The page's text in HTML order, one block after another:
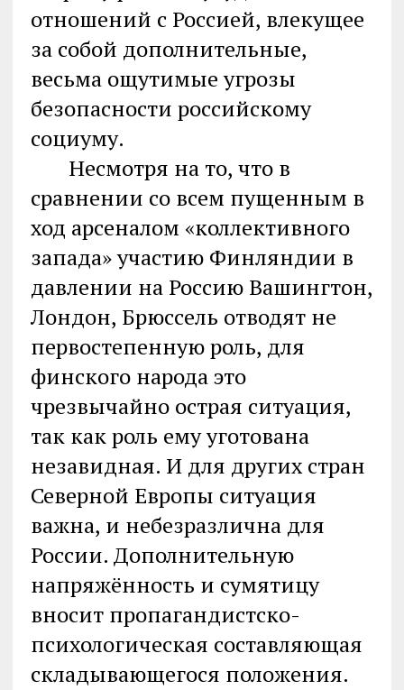
отношений с Россией, влекущее
за собой дополнительные,
весьма ощутимые угрозы
безопасности российскому
социуму.
Несмотря на то, что в
сравнении со всем пущенным в
ход арсеналом «коллективного
запада» участию Финляндии в
давлении на Россию Вашингтон,
Лондон, Брюссель отводят не
первостепенную роль, для
финского народа это
чрезвычайно острая ситуация,
так как роль ему уготована
незавидная. И для других стран
Северной Европы ситуация
важна, и небезразлична для
России. Дополнительную
напряжённость и сумятицу
вносит пропагандистско-
психологическая составляющая
складывающегося положения.